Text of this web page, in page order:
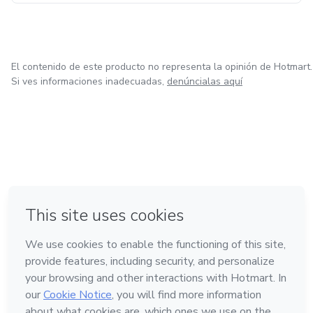
El contenido de este producto no representa la opinión de Hotmart.
Si ves informaciones inadecuadas, denúncialas aquí
Hecho con❤ en Belo Horizonte
Conoce Hotmart